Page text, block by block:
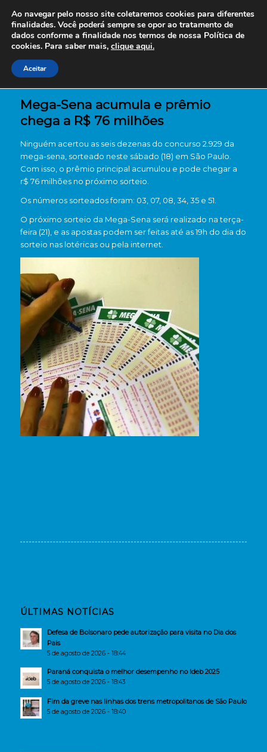
Mega-Sena acumula e prêmio
chega a R$ 76 milhões
Ninguém acertou as seis dezenas do concurso 2.929 da
mega-sena, sorteado neste sábado (18) em São Paulo.
Com isso, o prêmio principal acumulou e pode chegar a
r$ 76 milhões no próximo sorteio.
Os números sorteados foram: 03, 07, 08, 34, 35 e 51.
O próximo sorteio da Mega-Sena será realizado na terça-
feira (21), e as apostas podem ser feitas até as 19h do dia do
sorteio nas lotéricas ou pela internet.
ÚLTIMAS NOTÍCIAS
Defesa de Bolsonaro pede autorização para visita no Dia dos
Pais
5 de agosto de 2026 - 18:44
Paraná conquista o melhor desempenho no Ideb 2025
5 de agosto de 2026 - 18:43
Fim da greve nas linhas dos trens metropolitanos de São Paulo
5 de agosto de 2026 - 18:40
Ao navegar pelo nosso site coletaremos cookies para diferentes
finalidades. Você poderá sempre se opor ao tratamento de
dados conforme a finalidade nos termos de nossa Política de
cookies. Para saber mais, clique aqui.
Aceitar